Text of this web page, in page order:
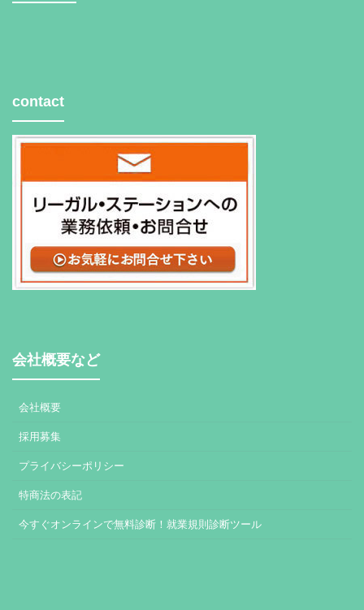
contact
会社概要など
会社概要
採用募集
プライバシーポリシー
特商法の表記
今すぐオンラインで無料診断！就業規則診断ツール